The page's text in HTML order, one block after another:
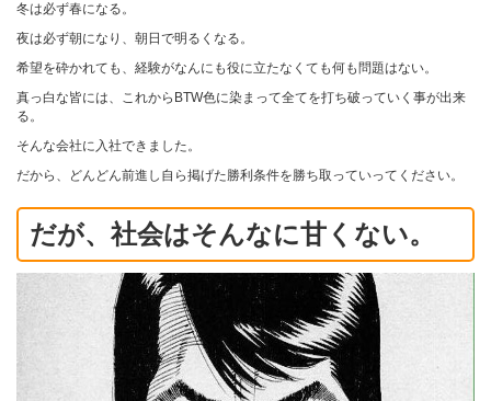
冬は必ず春になる。
夜は必ず朝になり、朝日で明るくなる。
希望を砕かれても、経験がなんにも役に立たなくても何も問題はない。
真っ白な皆には、これからBTW色に染まって全てを打ち破っていく事が出来
る。
そんな会社に入社できました。
だから、どんどん前進し自ら掲げた勝利条件を勝ち取っていってください。
だが、社会はそんなに甘くない。